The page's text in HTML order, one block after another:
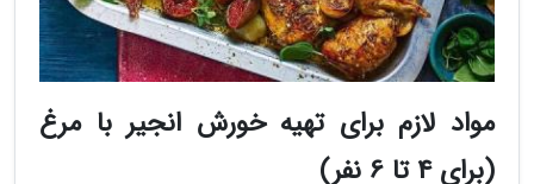
مواد لازم برای تهیه خورش انجیر با مرغ
(برای 4 تا 6 نفر)